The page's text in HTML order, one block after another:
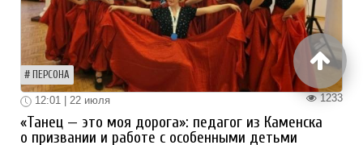
ПЕРСОНА
1233
12:01 | 22 июля
«Танец — это моя дорога»: педагог из Каменска
о призвании и работе с особенными детьми